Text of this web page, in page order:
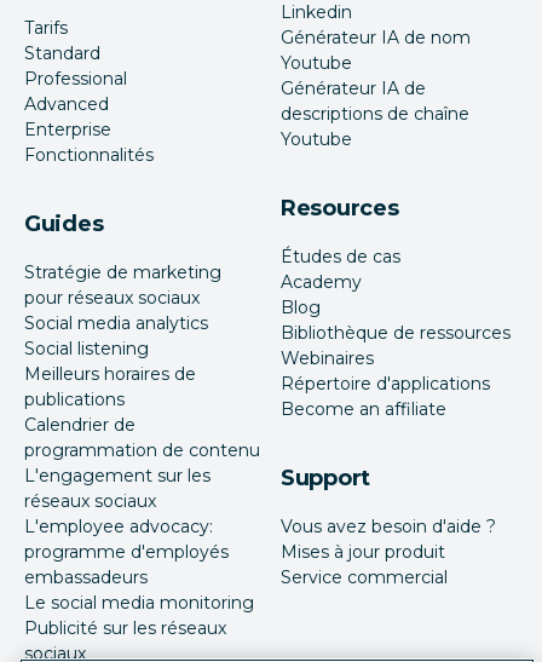
Tarifs
Standard
Professional
Advanced
Enterprise
Fonctionnalités
Guides
Stratégie de marketing
pour réseaux sociaux
Social media analytics
Social listening
Meilleurs horaires de
publications
Calendrier de
programmation de contenu
L'engagement sur les
réseaux sociaux
L'employee advocacy:
programme d'employés
embassadeurs
Le social media monitoring
Publicité sur les réseaux
sociaux
Linkedin
Générateur IA de nom
Youtube
Générateur IA de
descriptions de chaîne
Youtube
Resources
Études de cas
Academy
Blog
Bibliothèque de ressources
Webinaires
Répertoire d'applications
Become an affiliate
Support
Vous avez besoin d'aide ?
Mises à jour produit
Service commercial